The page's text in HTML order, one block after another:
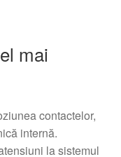
mai
contactelor,
internă.
la sistemul